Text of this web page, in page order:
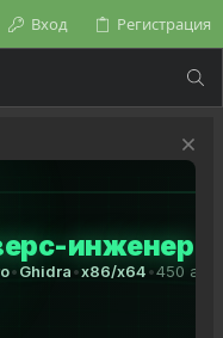
Вход Регистрация